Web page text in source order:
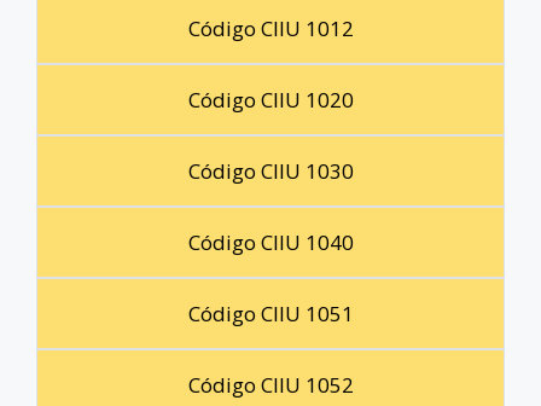
Código CIIU 1012
Código CIIU 1020
Código CIIU 1030
Código CIIU 1040
Código CIIU 1051
Código CIIU 1052